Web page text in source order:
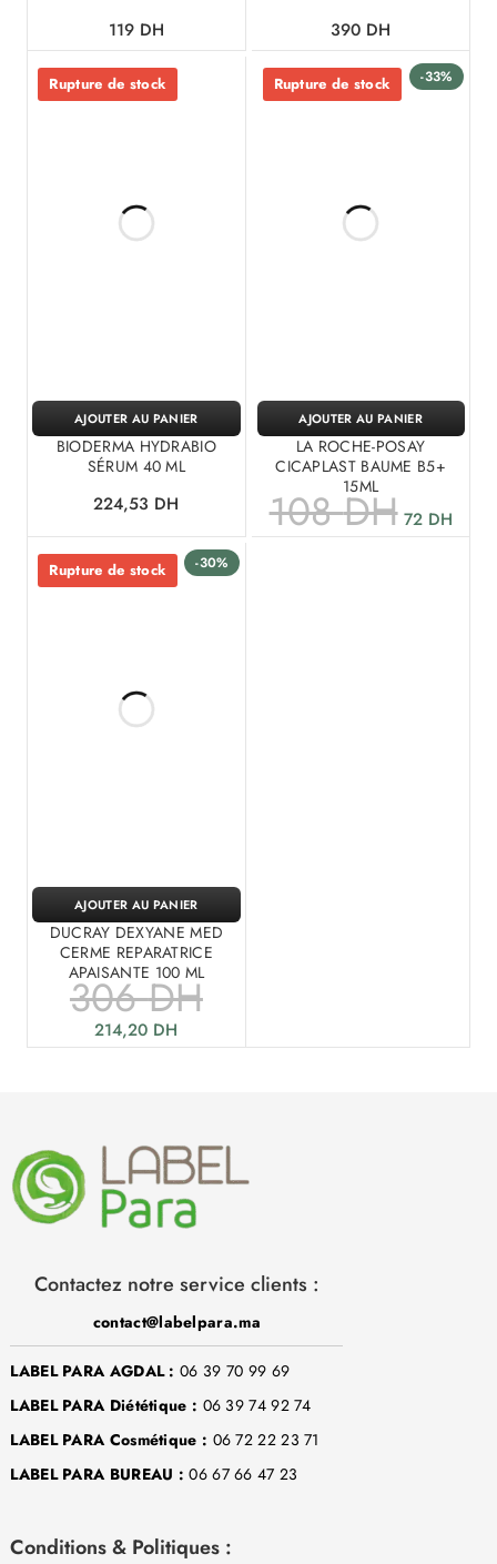
119 DH 390 DH
Rupture de stock
BIODERMA HYDRABIO
SÉRUM 40 ML
224,53 DH
AJOUTER AU PANIER
-33%
Rupture de stock
LA ROCHE-POSAY
CICAPLAST BAUME B5+
15ML
108DH 72 DH
AJOUTER AU PANIER
-30%
Rupture de stock
DUCRAY DEXYANE MED
CERME REPARATRICE
APAISANTE 100 ML
306DH
214,20 DH
AJOUTER AU PANIER
Contactez notre service clients :
contact@labelpara.ma
LABEL PARA AGDAL : 06 39 70 99 69
LABEL PARA Diététique : 06 39 74 92 74
LABEL PARA Cosmétique : 06 72 22 23 71
LABEL PARA BUREAU : 06 67 66 47 23
Conditions & Politiques :